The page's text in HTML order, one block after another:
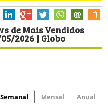
de Mais Vendidos
2026 | Globo
Semanal Mensal Anual